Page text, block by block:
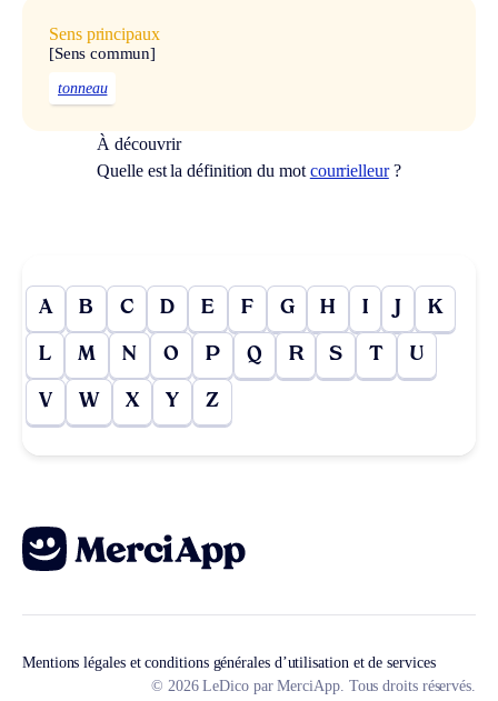
Sens principaux
[Sens commun]
tonneau
À découvrir
Quelle est la définition du mot courrielleur?
A B C D E F G H I J K
L M N O P Q R S T U
V W X Y Z
Mentions légales et conditions générales d’utilisation et de services
© 2026 LeDico par MerciApp. Tous droits réservés.